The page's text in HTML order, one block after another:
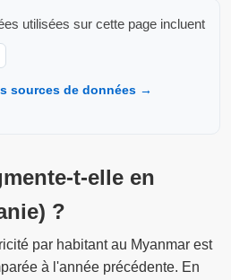
utilisées sur cette page incluent
sources de données →
t-elle en
?
par habitant au Myanmar est
à l'année précédente. En